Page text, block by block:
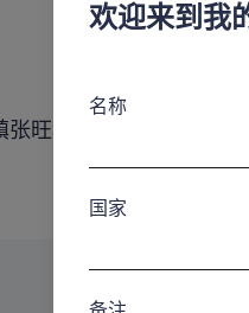
旺村339号
欢迎来到我
名称
国家